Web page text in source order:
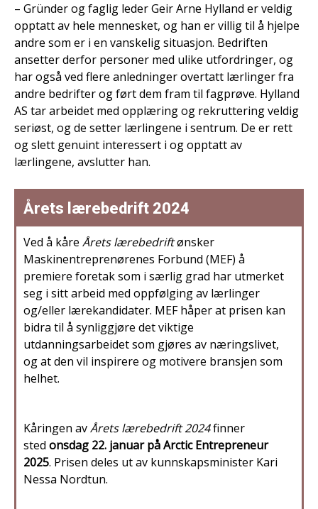
– Gründer og faglig leder Geir Arne Hylland er veldig
opptatt av hele mennesket, og han er villig til å hjelpe
andre som er i en vanskelig situasjon. Bedriften
ansetter derfor personer med ulike utfordringer, og
har også ved flere anledninger overtatt lærlinger fra
andre bedrifter og ført dem fram til fagprøve. Hylland
AS tar arbeidet med opplæring og rekruttering veldig
seriøst, og de setter lærlingene i sentrum. De er rett
og slett genuint interessert i og opptatt av
lærlingene, avslutter han.
Årets lærebedrift 2024
Ved å kåre Årets lærebedriftønsker
Maskinentreprenørenes Forbund (MEF) å
premiere foretak som i særlig grad har utmerket
seg i sitt arbeid med oppfølging av lærlinger
og/eller lærekandidater. MEF håper at prisen kan
bidra til å synliggjøre det viktige
utdanningsarbeidet som gjøres av næringslivet,
og at den vil inspirere og motivere bransjen som
helhet.
Kåringen avÅrets lærebedrift 2024finner
sted onsdag 22. januar på Arctic Entrepreneur
2025. Prisen deles ut av kunnskapsminister Kari
Nessa Nordtun.